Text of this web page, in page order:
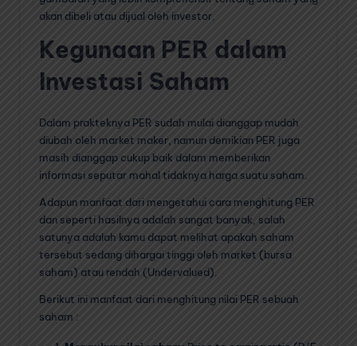
akan dibeli atau dijual oleh investor.
Kegunaan PER dalam
Investasi Saham
Dalam prakteknya PER sudah mulai dianggap mudah
diubah oleh market maker, namun demikian PER juga
masih dianggap cukup baik dalam memberikan
informasi seputar mahal tidaknya harga suatu saham.
Adapun manfaat dari mengetahui cara menghitung PER
dan seperti hasilnya adalah sangat banyak, salah
satunya adalah kamu dapat melihat apakah saham
tersebut sedang dihargai tinggi oleh market (bursa
saham) atau rendah (Undervalued).
Berikut ini manfaat dari menghitung nilai PER sebuah
saham :